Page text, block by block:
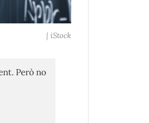
| iStock
Però no